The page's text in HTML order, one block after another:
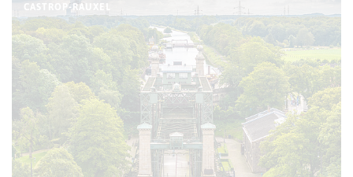
CASTROP-RAUXEL